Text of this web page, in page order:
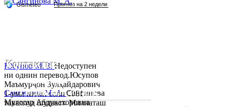
Сангинова М. А.Сангинова
Муяссар Абдукахоровна
Юсупов М. З.Недоступен
ни однин перевод.Юсупов
Маъмурҷон Зулҳайдарович
1-уми июни соли 1981
таваллуд шудааст. Миллаташ
Контакты:
Республика Таджикистан,
Согдийскый область,